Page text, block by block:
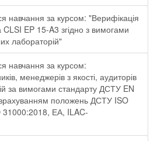
навчання за курсом: "Верифікація
EP 15-A3 згідно з вимогами
лабораторій"
навчання за курсом:
менеджерів з якості, аудиторів
за вимогами стандарту ДСТУ EN
положень ДСТУ ISO
ЕА, ILAC-